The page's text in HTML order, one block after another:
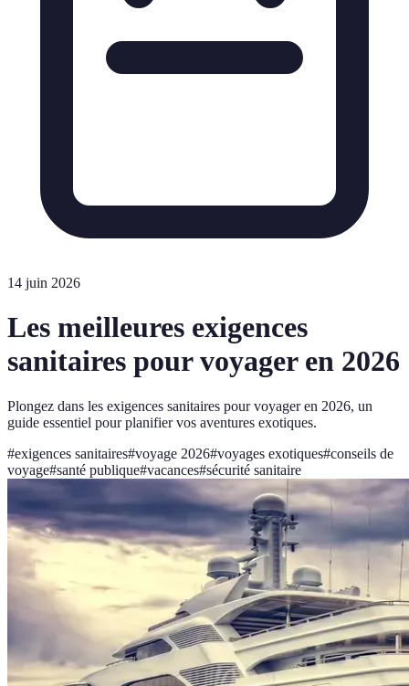
14 juin 2026
Les meilleures exigences
sanitaires pour voyager en 2026
Plongez dans les exigences sanitaires pour voyager en 2026, un
guide essentiel pour planifier vos aventures exotiques.
#exigences sanitaires#voyage 2026#voyages exotiques#conseils de
voyage#santé publique#vacances#sécurité sanitaire